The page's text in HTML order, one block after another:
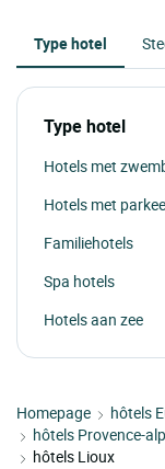
Type hotel
Type hotel
Hotels met
Hotels met
Familiehotels
Spa hotels
Hotels aan zee
Homepage hôtels
hôtels Provence-
hôtels Lioux